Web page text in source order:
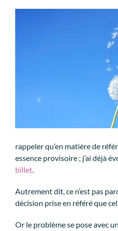
rappeler qu’en matière de
essence provisoire ; j’ai déjà
billet.
Autrement dit, ce n’est pas
décision prise en référé que
Or le problème se pose avec